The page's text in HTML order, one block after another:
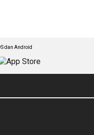
dan Android